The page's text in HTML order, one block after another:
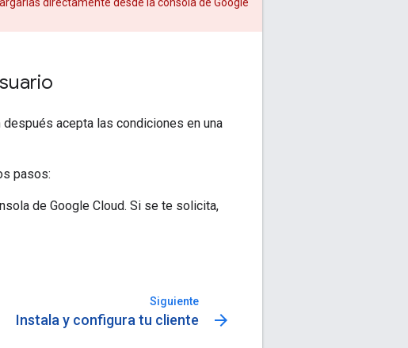
después acepta las condiciones en una
pasos:
de Google Cloud. Si se te solicita,
Siguiente
Instala y configura tu cliente arrow_forward